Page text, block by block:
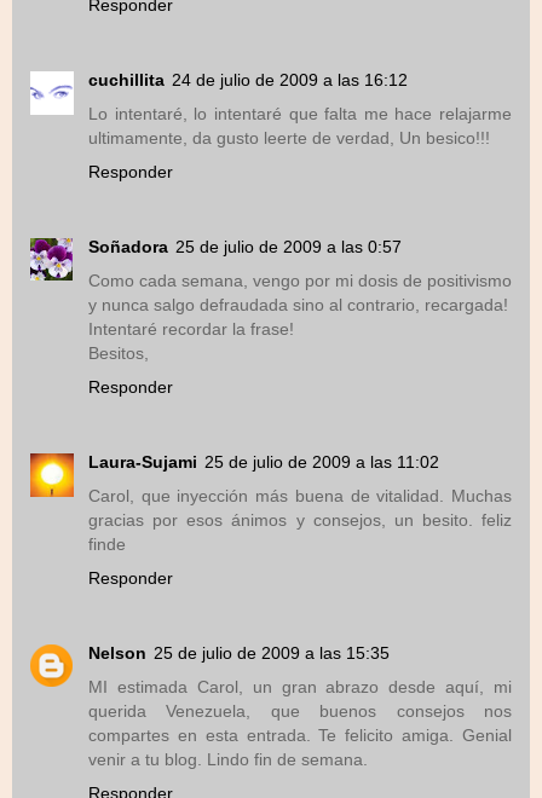
Responder
cuchillita 24 de julio de 2009 a las 16:12
Lo intentaré, lo intentaré que falta me hace relajarme
ultimamente, da gusto leerte de verdad, Un besico!!!
Responder
Soñadora 25 de julio de 2009 a las 0:57
Como cada semana, vengo por mi dosis de positivismo
y nunca salgo defraudada sino al contrario, recargada!
Intentaré recordar la frase!
Besitos,
Responder
Laura-Sujami 25 de julio de 2009 a las 11:02
Carol, que inyección más buena de vitalidad. Muchas
gracias por esos ánimos y consejos, un besito. feliz
finde
Responder
Nelson 25 de julio de 2009 a las 15:35
MI estimada Carol, un gran abrazo desde aquí, mi
querida Venezuela, que buenos consejos nos
compartes en esta entrada. Te felicito amiga. Genial
venir a tu blog. Lindo fin de semana.
Responder